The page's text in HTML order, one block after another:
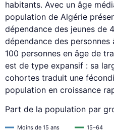
habitants. Avec un âge
population de Algérie
dépendance des jeunes de
dépendance des
100 personnes en âge de
est de type expansif : sa
cohortes traduit une
population en croissance
Part de la population par
Moins de 15 ans 15–64